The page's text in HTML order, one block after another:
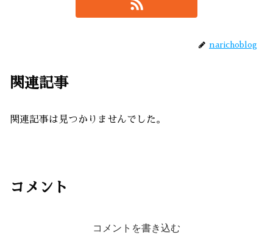
narichoblog
関連記事
関連記事は見つかりませんでした。
コメント
コメントを書き込む